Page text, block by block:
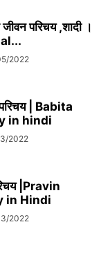
परिचय ,शादी ।
2022
परिचय | Babita
in hindi
2022
|Pravin
in Hindi
2022